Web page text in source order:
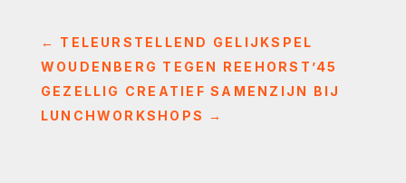
← TELEURSTELLEND GELIJKSPEL
WOUDENBERG TEGEN REEHORST’45
GEZELLIG CREATIEF SAMENZIJN BIJ
LUNCHWORKSHOPS →